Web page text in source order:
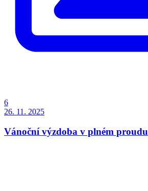
6
26. 11. 2025
Vánoční výzdoba v plném proudu